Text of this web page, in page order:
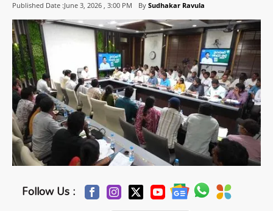
Published Date :June 3, 2026 , 3:00 PM By Sudhakar Ravula
Follow Us :